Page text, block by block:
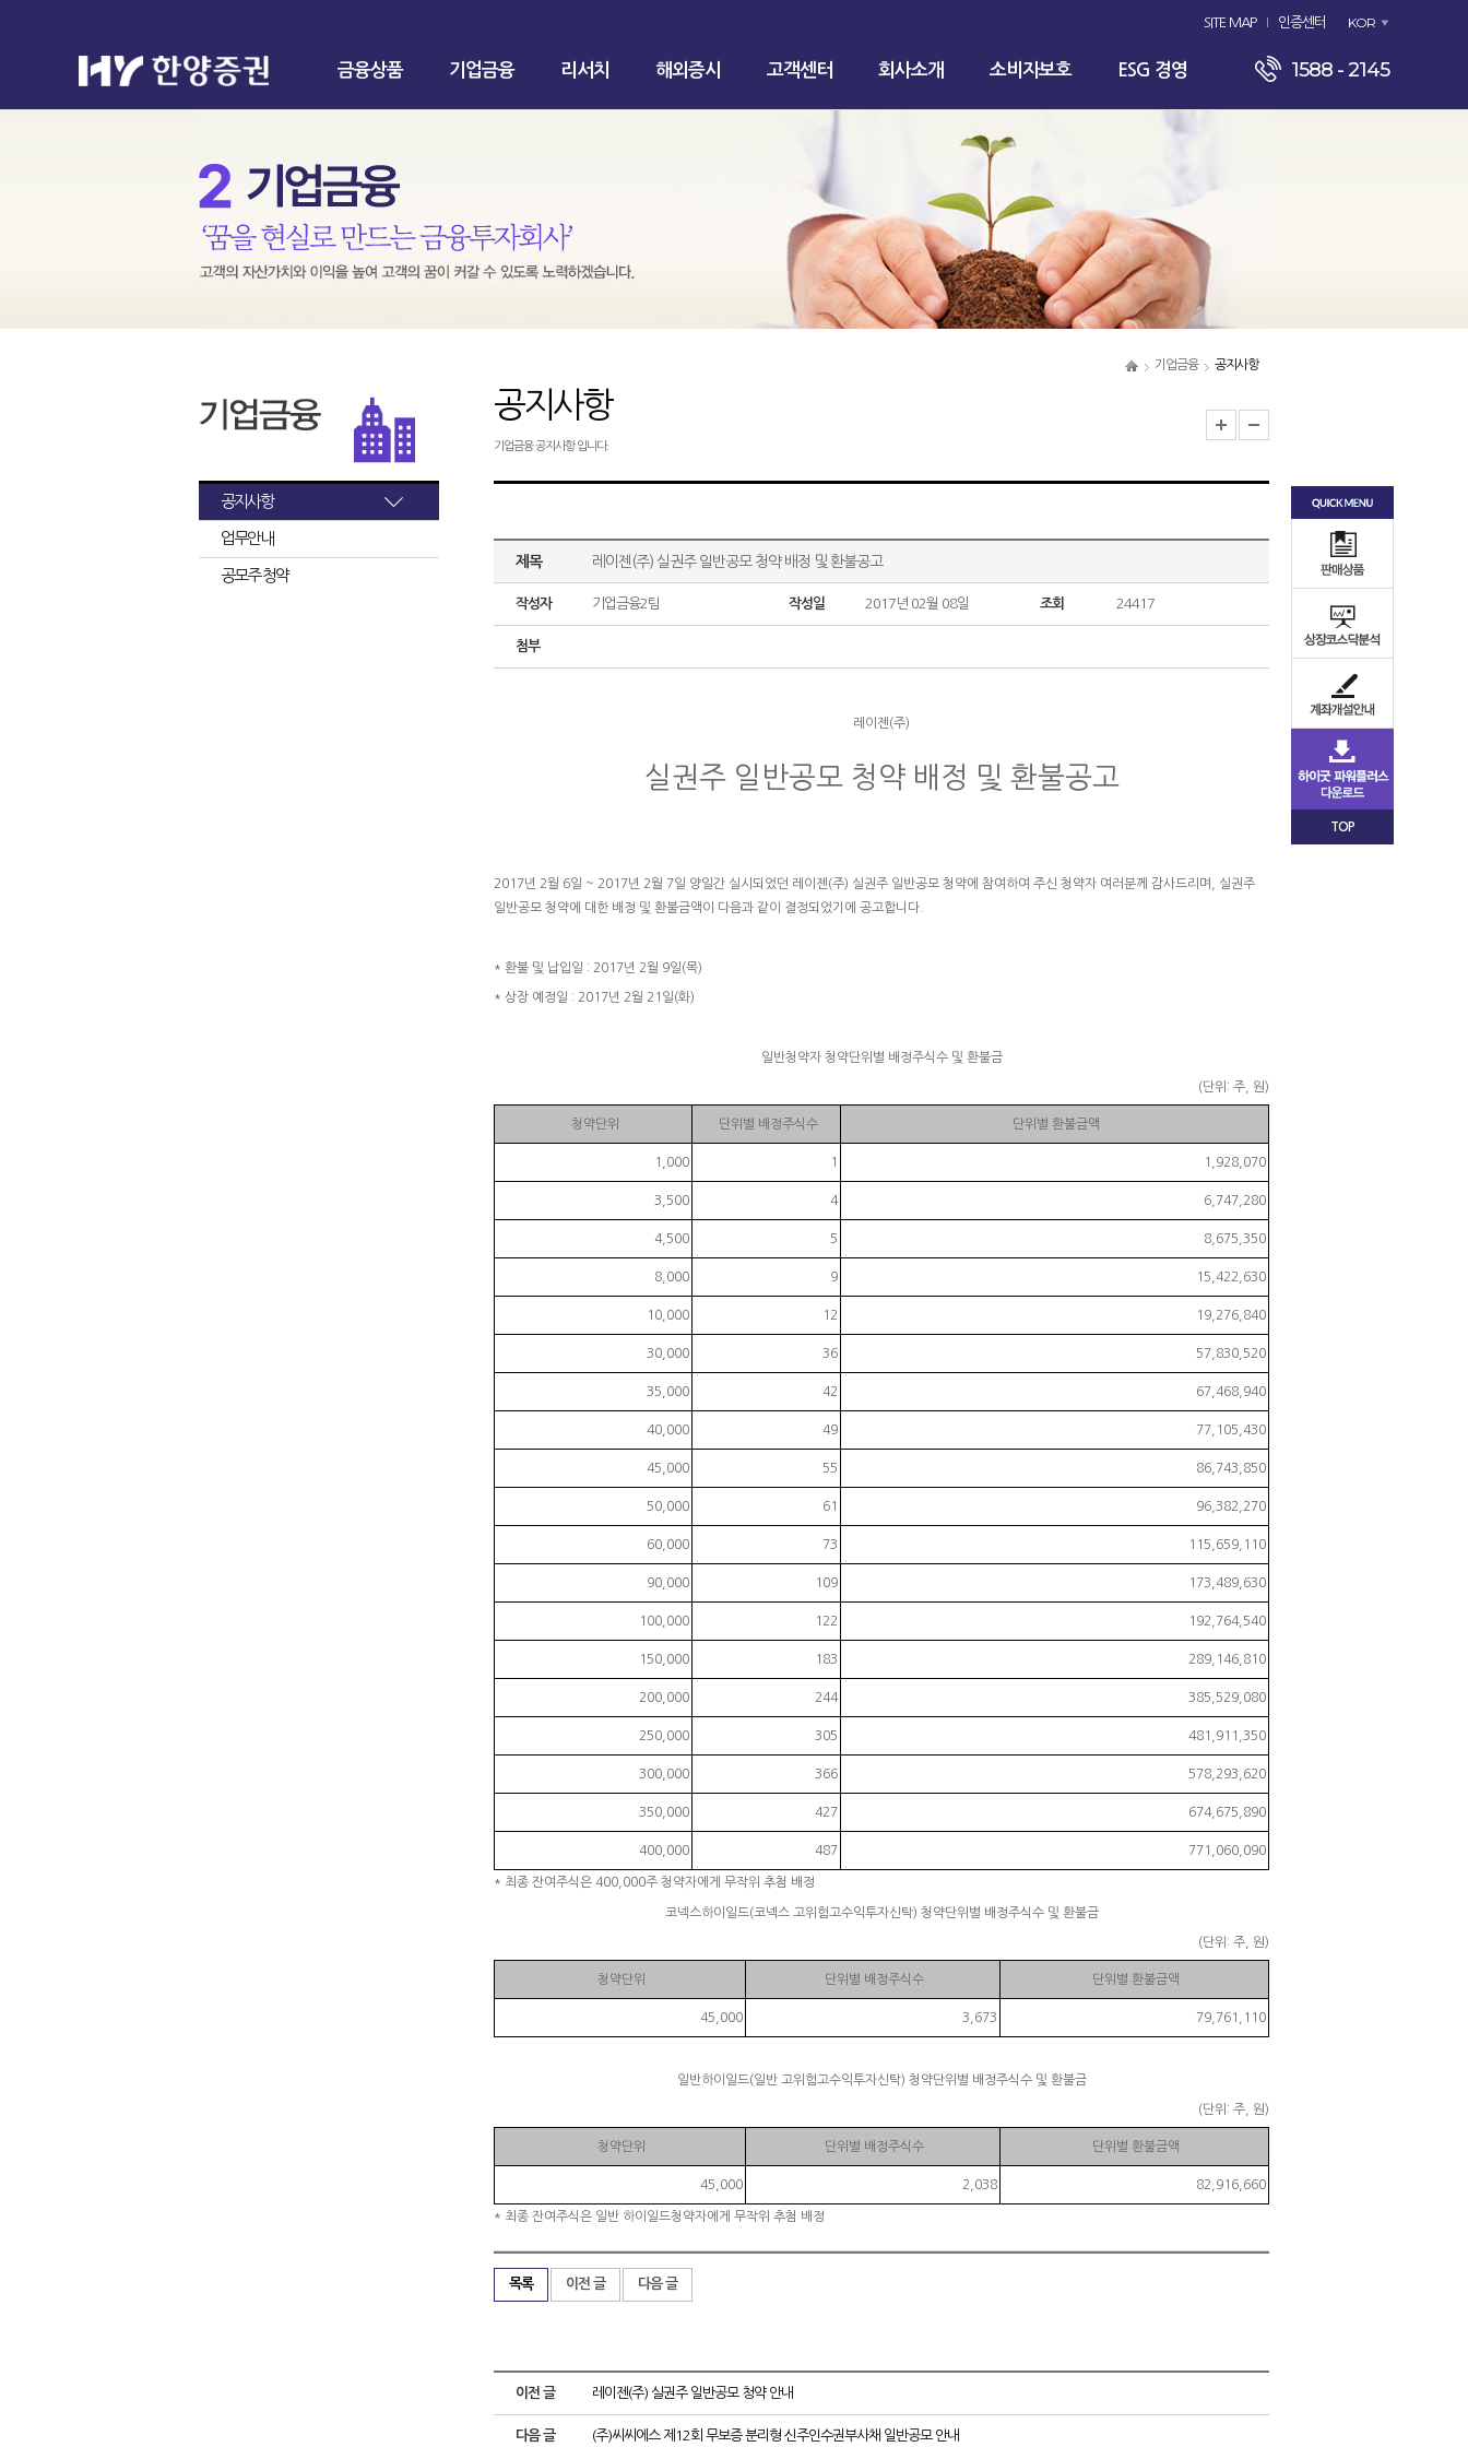
SITE MAP 인증센터 KOR
금융상품 기업금융 리서치 해외증시 고객센터 회사소개 소비자보호 ESG 경영 1588 - 2145
기업금융 공지사항
공지사항
업무안내
공모주 청약
공지사항
기업금융 공지사항 입니다.
제목 레이젠(주) 실권주 일반공모 청약 배정 및 환불공고
작성자 기업금융2팀 작성일 2017년 02월 08일 조회 24417
첨부
레이젠(주)
실권주 일반공모 청약 배정 및 환불공고
2017년 2월 6일 ~ 2017년 2월 7일 양일간 실시되었던 레이젠(주) 실권주 일반공모 청약에 참여하여 주신 청약자 여러분께 감사드리며, 실권주
일반공모 청약에 대한 배정 및 환불금액이 다음과 같이 결정되었기에 공고합니다.
* 환불 및 납입일 : 2017년 2월 9일(목)
* 상장 예정일 : 2017년 2월 21일(화)
일반청약자 청약단위별 배정주식수 및 환불금
(단위: 주, 원)
청약단위 단위별 배정주식수 단위별 환불금액
1,000 1 1,928,070
3,500 4 6,747,280
4,500 5 8,675,350
8,000 9 15,422,630
10,000 12 19,276,840
30,000 36 57,830,520
35,000 42 67,468,940
40,000 49 77,105,430
45,000 55 86,743,850
50,000 61 96,382,270
60,000 73 115,659,110
90,000 109 173,489,630
100,000 122 192,764,540
150,000 183 289,146,810
200,000 244 385,529,080
250,000 305 481,911,350
300,000 366 578,293,620
350,000 427 674,675,890
400,000 487 771,060,090
* 최종 잔여주식은 400,000주 청약자에게 무작위 추첨 배정
코넥스하이일드(코넥스 고위험고수익투자신탁) 청약단위별 배정주식수 및 환불금
(단위: 주, 원)
청약단위 단위별 배정주식수 단위별 환불금액
45,000 3,673 79,761,110
일반하이일드(일반 고위험고수익투자신탁) 청약단위별 배정주식수 및 환불금
(단위: 주, 원)
청약단위 단위별 배정주식수 단위별 환불금액
45,000 2,038 82,916,660
* 최종 잔여주식은 일반 하이일드청약자에게 무작위 추첨 배정
목록 이전 글 다음 글
이전 글 레이젠(주) 실권주 일반공모 청약 안내
다음 글 (주)씨씨에스 제12회 무보증 분리형 신주인수권부사채 일반공모 안내
TOP